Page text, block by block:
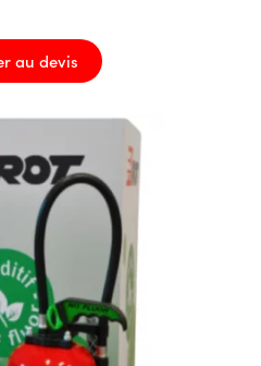
au devis